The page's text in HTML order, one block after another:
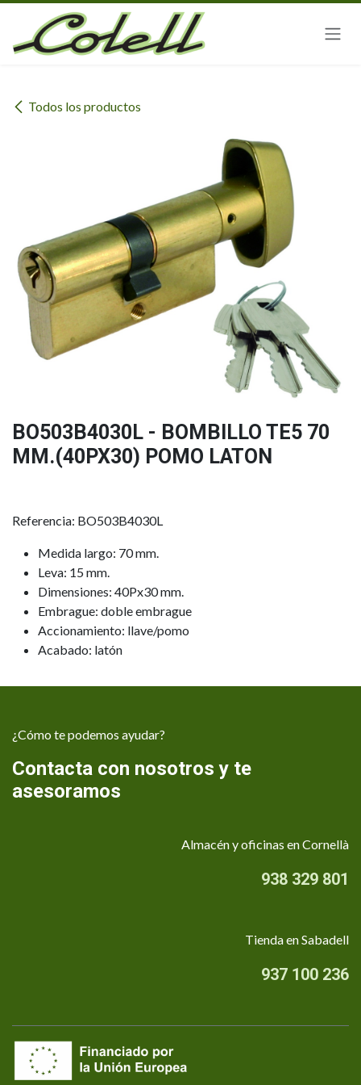
Ir al contenido
Todos los productos
BO503B4030L - BOMBILLO TE5 70
MM.(40PX30) POMO LATON
Referencia: BO503B4030L
Medida largo: 70 mm.
Leva: 15 mm.
Dimensiones: 40Px30 mm.
Embrague: doble embrague
Accionamiento: llave/pomo
Acabado: latón
¿Cómo te podemos ayudar?
Contacta con nosotros y te
asesoramos
Almacén y oficinas en Cornellà
938 329 801
Tienda en Sabadell
937 100 236